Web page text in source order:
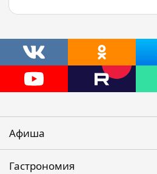
Афиша
Гастрономия